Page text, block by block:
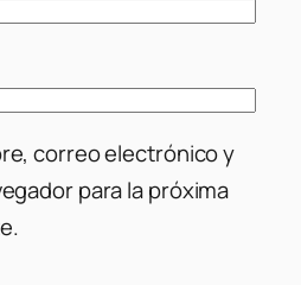
correo electrónico y
para la próxima